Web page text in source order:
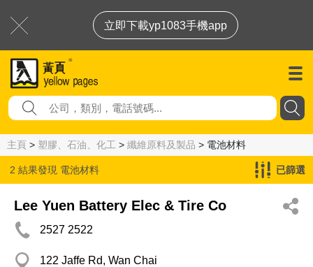
立即下載yp1083手機app
主頁 > 塑膠、石油、化工 > 纖維原料及製品 > 電池材料
2 結果發現 電池材料 已篩選
Lee Yuen Battery Elec & Tire Co
2527 2522
122 Jaffe Rd, Wan Chai